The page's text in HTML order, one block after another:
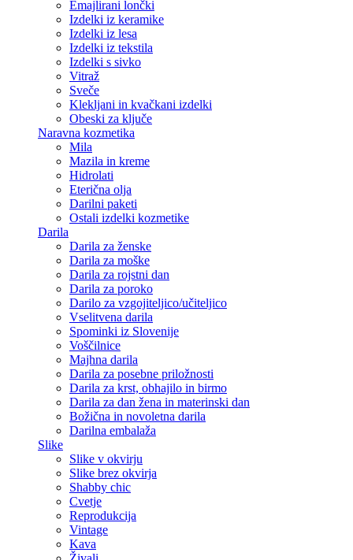
Emajlirani lončki
Izdelki iz keramike
Izdelki iz lesa
Izdelki iz tekstila
Izdelki s sivko
Vitraž
Sveče
Klekljani in kvačkani izdelki
Obeski za ključe
Naravna kozmetika
Mila
Mazila in kreme
Hidrolati
Eterična olja
Darilni paketi
Ostali izdelki kozmetike
Darila
Darila za ženske
Darila za moške
Darila za rojstni dan
Darila za poroko
Darilo za vzgojiteljico/učiteljico
Vselitvena darila
Spominki iz Slovenije
Voščilnice
Majhna darila
Darila za posebne priložnosti
Darila za krst, obhajilo in birmo
Darila za dan žena in materinski dan
Božična in novoletna darila
Darilna embalaža
Slike
Slike v okvirju
Slike brez okvirja
Shabby chic
Cvetje
Reprodukcija
Vintage
Kava